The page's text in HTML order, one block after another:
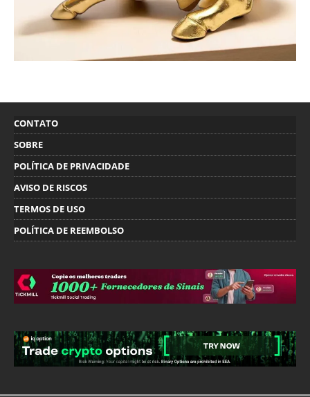
CONTATO
SOBRE
POLÍTICA DE PRIVACIDADE
AVISO DE RISCOS
TERMOS DE USO
POLÍTICA DE REEMBOLSO